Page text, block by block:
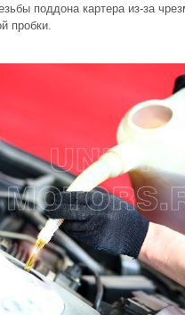
поддона картера из-за
пробки.